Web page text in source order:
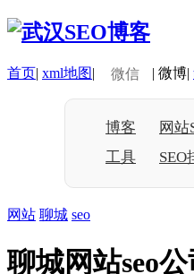
首页| xml地图| 微信 | 微博|
博客 网站
工具
SEO
网站 聊城 seo
聊城网站seo